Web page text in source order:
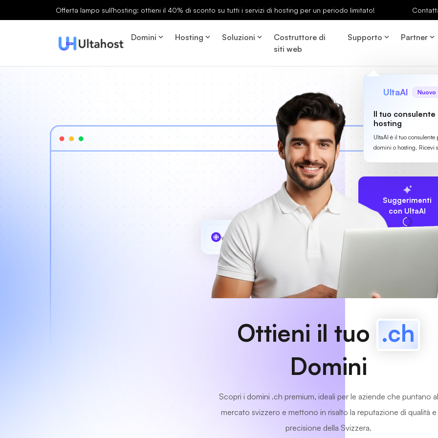
Offerta lampo sull'hosting: ottieni il 40% di sconto su tutti i servizi di hosting per un periodo limitato!
Domini Hosting Soluzioni
Costruttore di
siti web
Supporto Partner
UltaAI Nuovo
Il tuo
hosting
UltaAI è il tuo
domini o hosting. Ricevi
Suggerimenti
con UltaAI
www MyCafe
Ottieni il tuo .ch
Domini
Scopri i domini .ch premium, ideali per le aziende che puntano al
mercato svizzero e mettono in risalto la reputazione di qualità e
precisione della Svizzera.